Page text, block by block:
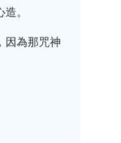
。
因為那咒神